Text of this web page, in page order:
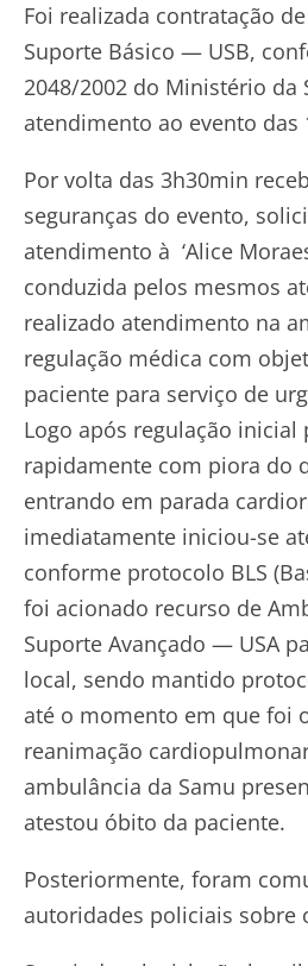
Foi realizada contratação
Suporte Básico — USB,
2048/2002 do Ministério da
atendimento ao evento das
Por volta das 3h30min
seguranças do evento,
atendimento à ‘Alice
conduzida pelos mesmos
realizado atendimento na
regulação médica com
paciente para serviço de
Logo após regulação inicial
rapidamente com piora do
entrando em parada
imediatamente iniciou-se
conforme protocolo BLS
foi acionado recurso de
Suporte Avançado — USA
local, sendo mantido
até o momento em que foi
reanimação
ambulância da Samu
atestou óbito da paciente.
Posteriormente, foram
autoridades policiais sobre